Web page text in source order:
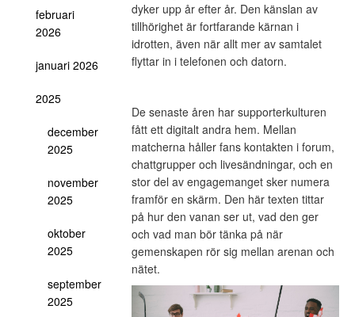
februari
2026
januari 2026
2025
december
2025
november
2025
oktober
2025
september
2025
dyker upp år efter år. Den känslan av
tillhörighet är fortfarande kärnan i
idrotten, även när allt mer av samtalet
flyttar in i telefonen och datorn.
De senaste åren har supporterkulturen
fått ett digitalt andra hem. Mellan
matcherna håller fans kontakten i forum,
chattgrupper och livesändningar, och en
stor del av engagemanget sker numera
framför en skärm. Den här texten tittar
på hur den vanan ser ut, vad den ger
och vad man bör tänka på när
gemenskapen rör sig mellan arenan och
nätet.